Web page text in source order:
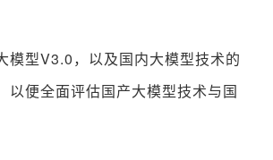
模型V3.0，以及国内大模型技术的
便全面评估国产大模型技术与国